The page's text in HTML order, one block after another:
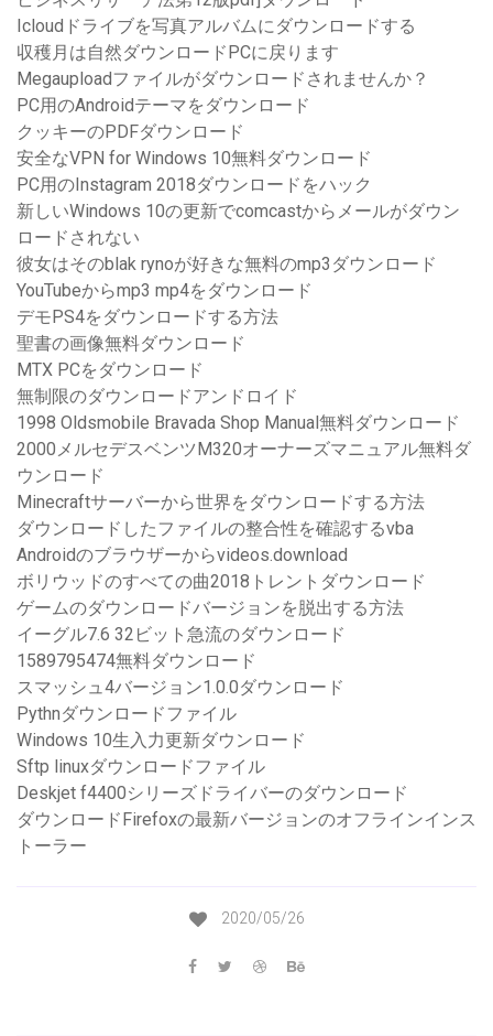
Icloudドライブを写真アルバムにダウンロードする
収穫月は自然ダウンロードPCに戻ります
Megauploadファイルがダウンロードされませんか？
PC用のAndroidテーマをダウンロード
クッキーのPDFダウンロード
安全なVPN for Windows 10無料ダウンロード
PC用のInstagram 2018ダウンロードをハック
新しいWindows 10の更新でcomcastからメールがダウン
ロードされない
彼女はそのblak rynoが好きな無料のmp3ダウンロード
YouTubeからmp3 mp4をダウンロード
デモPS4をダウンロードする方法
聖書の画像無料ダウンロード
MTX PCをダウンロード
無制限のダウンロードアンドロイド
1998 Oldsmobile Bravada Shop Manual無料ダウンロード
2000メルセデスベンツM320オーナーズマニュアル無料ダ
ウンロード
Minecraftサーバーから世界をダウンロードする方法
ダウンロードしたファイルの整合性を確認するvba
Androidのブラウザーからvideos.download
ボリウッドのすべての曲2018トレントダウンロード
ゲームのダウンロードバージョンを脱出する方法
イーグル7.6 32ビット急流のダウンロード
1589795474無料ダウンロード
スマッシュ4バージョン1.0.0ダウンロード
Pythnダウンロードファイル
Windows 10生入力更新ダウンロード
Sftp linuxダウンロードファイル
Deskjet f4400シリーズドライバーのダウンロード
ダウンロードFirefoxの最新バージョンのオフラインインス
トーラー
2020/05/26